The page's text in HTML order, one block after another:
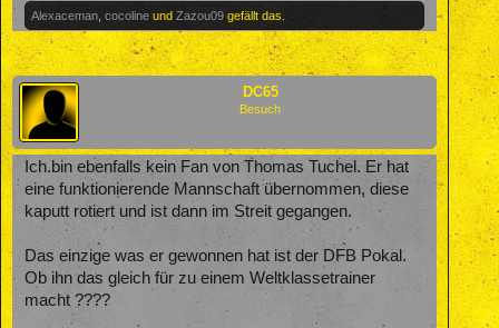
Alexaceman cocoline und Zazou09 gefällt das.
DC65
Besuch
Ich.bin ebenfalls kein Fan von Thomas Tuchel. Er hat
eine funktionierende Mannschaft übernommen, diese
kaputt rotiert und ist dann im Streit gegangen.
Das einzige was er gewonnen hat ist der DFB Pokal.
Ob ihn das gleich für zu einem Weltklassetrainer
macht ????